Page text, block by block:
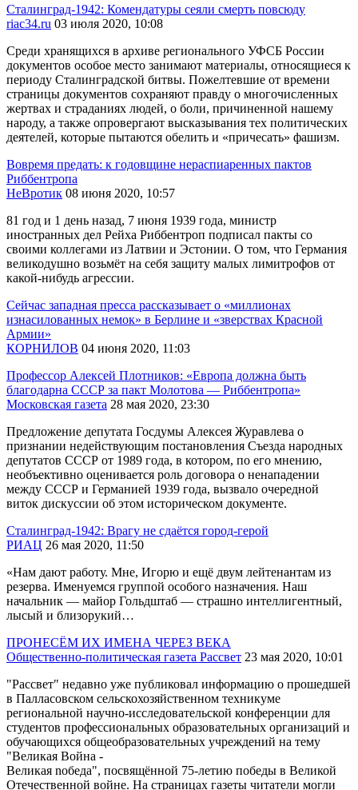
Сталинград-1942: Комендатуры сеяли смерть повсюду
riac34.ru 03 июля 2020, 10:08
Среди хранящихся в архиве регионального УФСБ России
документов особое место занимают материалы, относящиеся к
периоду Сталинградской битвы. Пожелтевшие от времени
страницы документов сохраняют правду о многочисленных
жертвах и страданиях людей, о боли, причиненной нашему
народу, а также опровергают высказывания тех политических
деятелей, которые пытаются обелить и «причесать» фашизм.
Вовремя предать: к годовщине нераспиаренных пактов
Риббентропа
НеВротик 08 июня 2020, 10:57
81 год и 1 день назад, 7 июня 1939 года, министр
иностранных дел Рейха Риббентроп подписал пакты со
своими коллегами из Латвии и Эстонии. О том, что Германия
великодушно возьмёт на себя защиту малых лимитрофов от
какой-нибудь агрессии.
Сейчас западная пресса рассказывает о «миллионах
изнасилованных немок» в Берлине и «зверствах Красной
Армии»
КОРНИЛОВ 04 июня 2020, 11:03
Профессор Алексей Плотников: «Европа должна быть
благодарна СССР за пакт Молотова — Риббентропа»
Московская газета 28 мая 2020, 23:30
Предложение депутата Госдумы Алексея Журавлева о
признании недействующим постановления Съезда народных
депутатов СССР от 1989 года, в котором, по его мнению,
необъективно оценивается роль договора о ненападении
между СССР и Германией 1939 года, вызвало очередной
виток дискуссии об этом историческом документе.
Сталинград-1942: Врагу не сдаётся город-герой
РИАЦ 26 мая 2020, 11:50
«Нам дают работу. Мне, Игорю и ещё двум лейтенантам из
резерва. Именуемся группой особого назначения. Наш
начальник — майор Гольдштаб — страшно интеллигентный,
лысый и близорукий…
ПРОНЕСЁМ ИХ ИМЕНА ЧЕРЕЗ ВЕКА
Общественно-политическая газета Рассвет 23 мая 2020, 10:01
"Рассвет" недавно уже публиковал информацию о прошедшей
в Палласовском сельскохозяйственном техникуме
региональной научно-исследовательской конференции для
студентов профессиональных образовательных организаций и
обучающихся общеобразовательных учреждений на тему
"Великая Война -
Великая nобеда", посвящённой 75-летию победы в Великой
Отечественной войне. На страницах газеты читатели могли